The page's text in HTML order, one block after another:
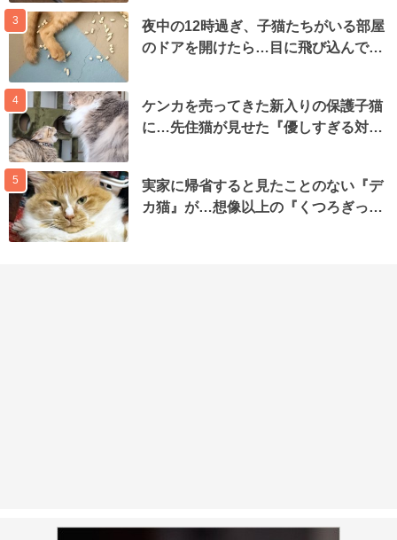
3
夜中の12時過ぎ、子猫たちがいる部屋
のドアを開けたら…目に飛び込んで…
4
ケンカを売ってきた新入りの保護子猫
に…先住猫が見せた『優しすぎる対…
5
実家に帰省すると見たことのない『デ
カ猫』が…想像以上の『くつろぎっ…